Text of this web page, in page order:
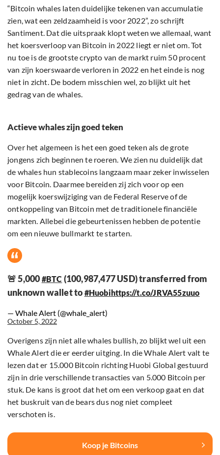
“Bitcoin whales laten duidelijke tekenen van accumulatie
zien, wat een zeldzaamheid is voor 2022”, zo schrijft
Santiment. Dat die uitspraak klopt weten we allemaal, want
het koersverloop van Bitcoin in 2022 liegt er niet om. Tot
nu toe is de grootste crypto van de markt ruim 50 procent
van zijn koerswaarde verloren in 2022 en het einde is nog
niet in zicht. De bodem misschien wel, zo blijkt uit het
gedrag van de whales.
Actieve whales zijn goed teken
Over het algemeen is het een goed teken als de grote
jongens zich beginnen te roeren. We zien nu duidelijk dat
de whales hun stablecoins langzaam maar zeker inwisselen
voor Bitcoin. Daarmee bereiden zij zich voor op een
mogelijk koerswijziging van de Federal Reserve of de
ontkoppeling van Bitcoin met de traditionele financiële
markten. Allebei die gebeurtenissen hebben de potentie
om een nieuwe bullmarkt te starten.
🚨 5,000 #BTC (100,987,477 USD) transferred from
unknown wallet to #Huobihttps://t.co/JRVA55zuuo
— Whale Alert (@whale_alert)
October 5, 2022
Overigens zijn niet alle whales bullish, zo blijkt wel uit een
Whale Alert die er eerder uitging. In die Whale Alert valt te
lezen dat er 15.000 Bitcoin richting Huobi Global gestuurd
zijn in drie verschillende transacties van 5.000 Bitcoin per
stuk. De kans is groot dat het om een verkoop gaat en dat
het buskruit van de bears dus nog niet compleet
verschoten is.
Koop je Bitcoins